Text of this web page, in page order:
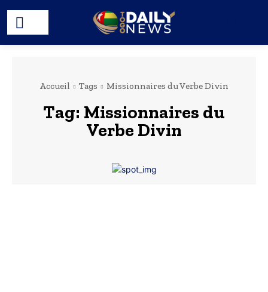
Accueil Tags Missionnaires du Verbe Divin
Tag: Missionnaires du
Verbe Divin